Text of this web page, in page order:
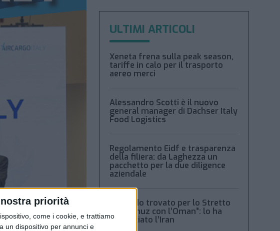
priorità
come i cookie, e trattiamo
un dispositivo per annunci e
ULTIMI ARTICOLI
Xeneta frena sulla peak season,
tariffe in calo per il trasporto
aereo merci
Alessandro Scotti è il nuovo
general manager di Dachser Italy
Food Logistics
Regolamento Eidf e trasparenza
della filiera: da Laghezza un
pacchetto per la due diligence
aziendale
“Accordo trovato per lo Stretto
di Hormuz con l’Oman”: lo ha
annunciato l’Iran